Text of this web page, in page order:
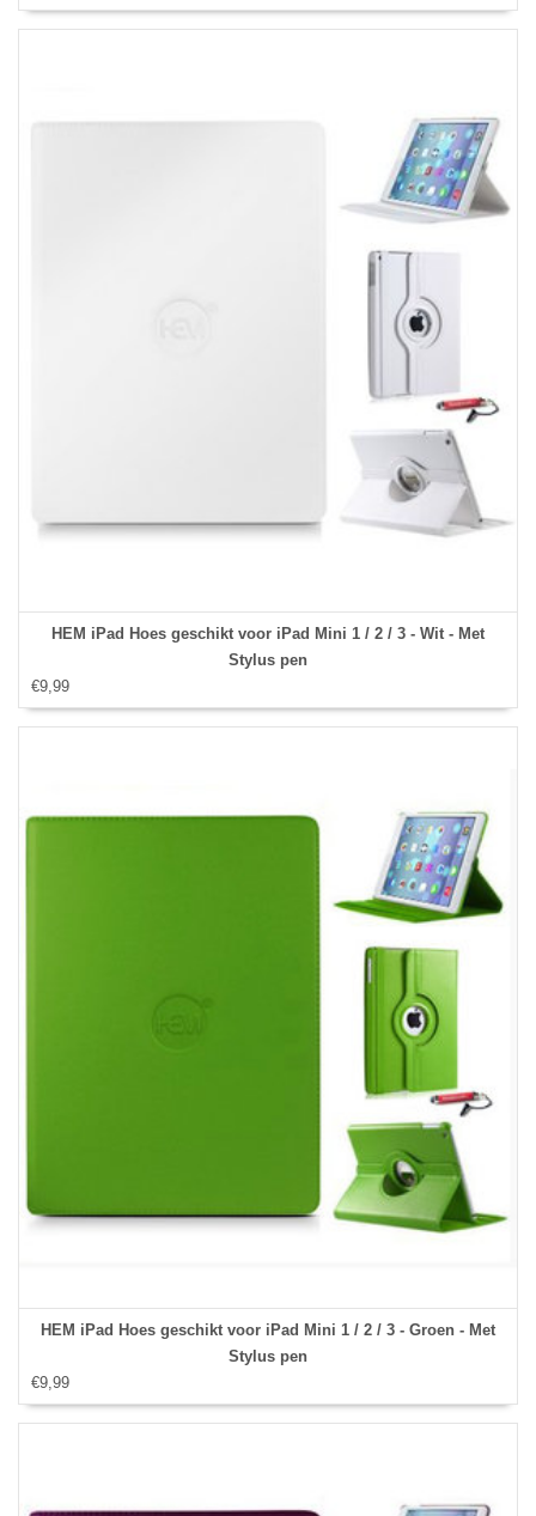
HEM iPad Hoes geschikt voor iPad Mini 1 / 2 / 3 - Wit - Met
Stylus pen
€9,99
HEM iPad Hoes geschikt voor iPad Mini 1 / 2 / 3 - Groen - Met
Stylus pen
€9,99